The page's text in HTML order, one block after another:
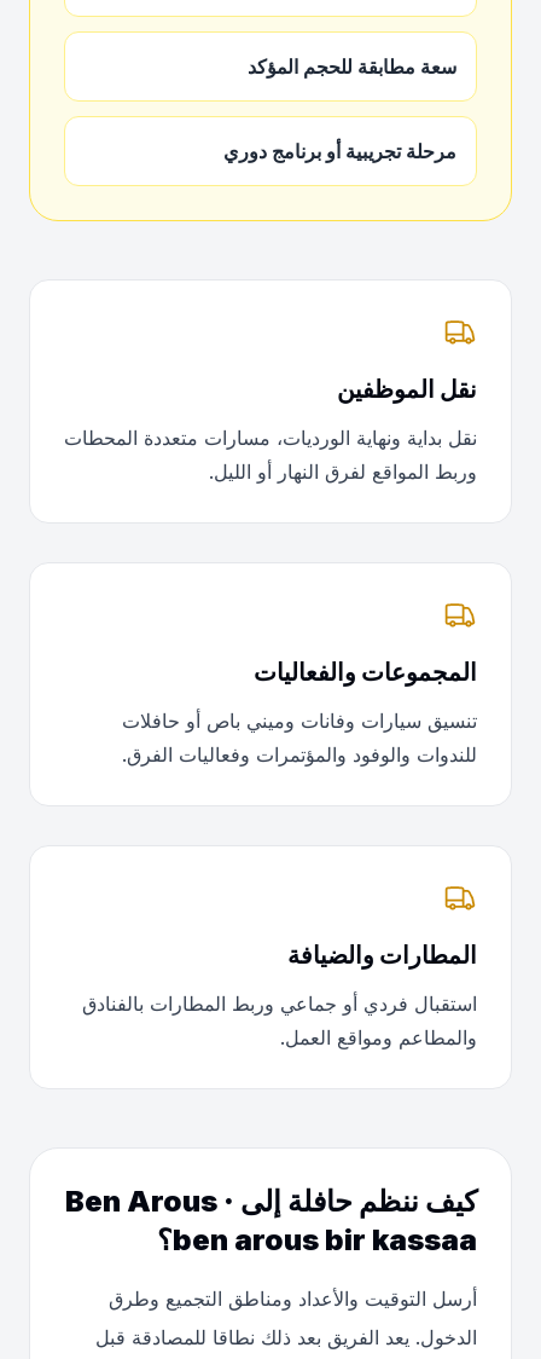
سعة مطابقة للحجم المؤكد
مرحلة تجريبية أو برنامج دوري
نقل الموظفين
نقل بداية ونهاية الورديات، مسارات متعددة المحطات
وربط المواقع لفرق النهار أو الليل.
المجموعات والفعاليات
تنسيق سيارات وفانات وميني باص أو حافلات
للندوات والوفود والمؤتمرات وفعاليات الفرق.
المطارات والضيافة
استقبال فردي أو جماعي وربط المطارات بالفنادق
والمطاعم ومواقع العمل.
كيف ننظم حافلة إلى Ben Arous ·
ben arous bir kassaa؟
أرسل التوقيت والأعداد ومناطق التجميع وطرق
الدخول. يعد الفريق بعد ذلك نطاقا للمصادقة قبل